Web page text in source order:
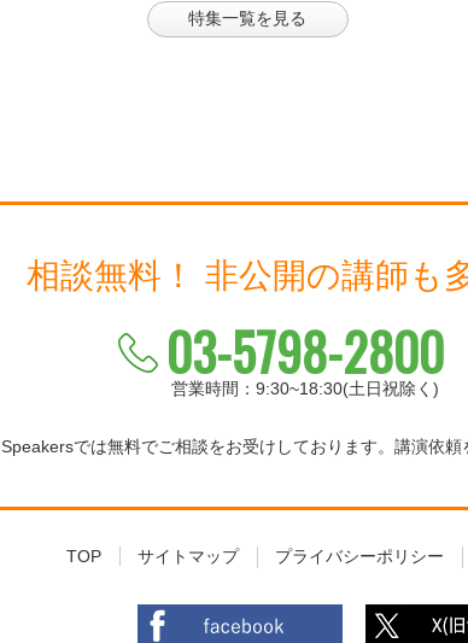
特集一覧を見る
相談無料！ 非公開の講師も
03-5798-2800
営業時間：9:30~18:30(土日祝除く)
Speakersでは無料でご相談をお受けしております。 講演依頼
TOP サイトマップ プライバシーポリシー